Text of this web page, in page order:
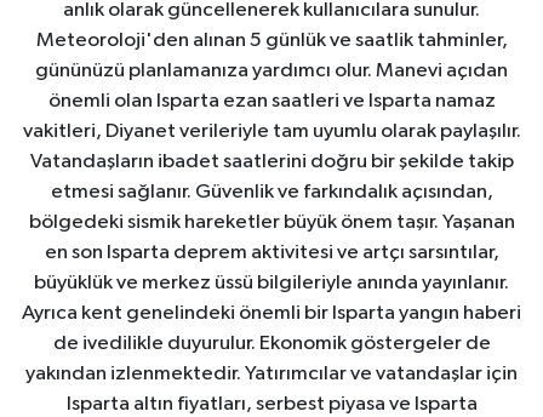
anlık olarak güncellenerek kullanıcılara sunulur.
Meteoroloji'den alınan 5 günlük ve saatlik tahminler,
gününüzü planlamanıza yardımcı olur. Manevi açıdan
önemli olan Isparta ezan saatleri ve Isparta namaz
vakitleri, Diyanet verileriyle tam uyumlu olarak paylaşılır.
Vatandaşların ibadet saatlerini doğru bir şekilde takip
etmesi sağlanır. Güvenlik ve farkındalık açısından,
bölgedeki sismik hareketler büyük önem taşır. Yaşanan
en son Isparta deprem aktivitesi ve artçı sarsıntılar,
büyüklük ve merkez üssü bilgileriyle anında yayınlanır.
Ayrıca kent genelindeki önemli bir Isparta yangın haberi
de ivedilikle duyurulur. Ekonomik göstergeler de
yakından izlenmektedir. Yatırımcılar ve vatandaşlar için
Isparta altın fiyatları, serbest piyasa ve Isparta